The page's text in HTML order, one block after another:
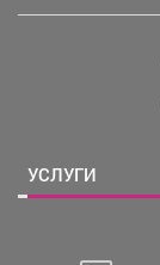
УСЛУГИ